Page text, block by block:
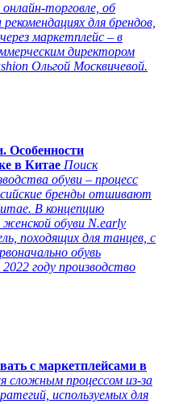
торговле, об
для брендов,
маркетплейс – в
директором
Ольгой Москвичевой.
Особенности
в Китае Поиск
обуви – процесс
бренды отшивают
В концепцию
женской обуви N.early
походящих для танцев, с
обувь
году производство
с маркетплейсами в
сложным процессом из-за
используемых для